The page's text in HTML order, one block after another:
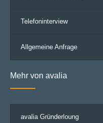
Telefoninterview
Allgemeine Anfrage
Mehr von avalia
avalia Gründerloung